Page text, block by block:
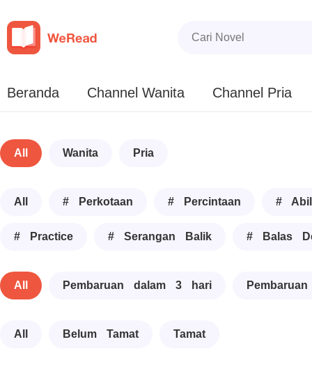
Beranda Channel Wanita Channel Pria
All Wanita Pria
All # Perkotaan # Percintaan #
# Practice # Serangan Balik # Balas
All Pembaruan dalam 3 hari
All Belum Tamat Tamat